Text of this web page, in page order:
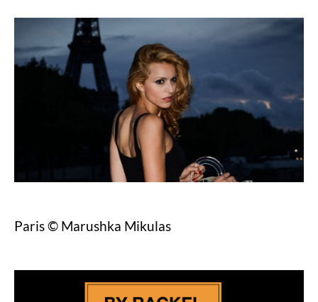
Paris © Marushka Mikulas